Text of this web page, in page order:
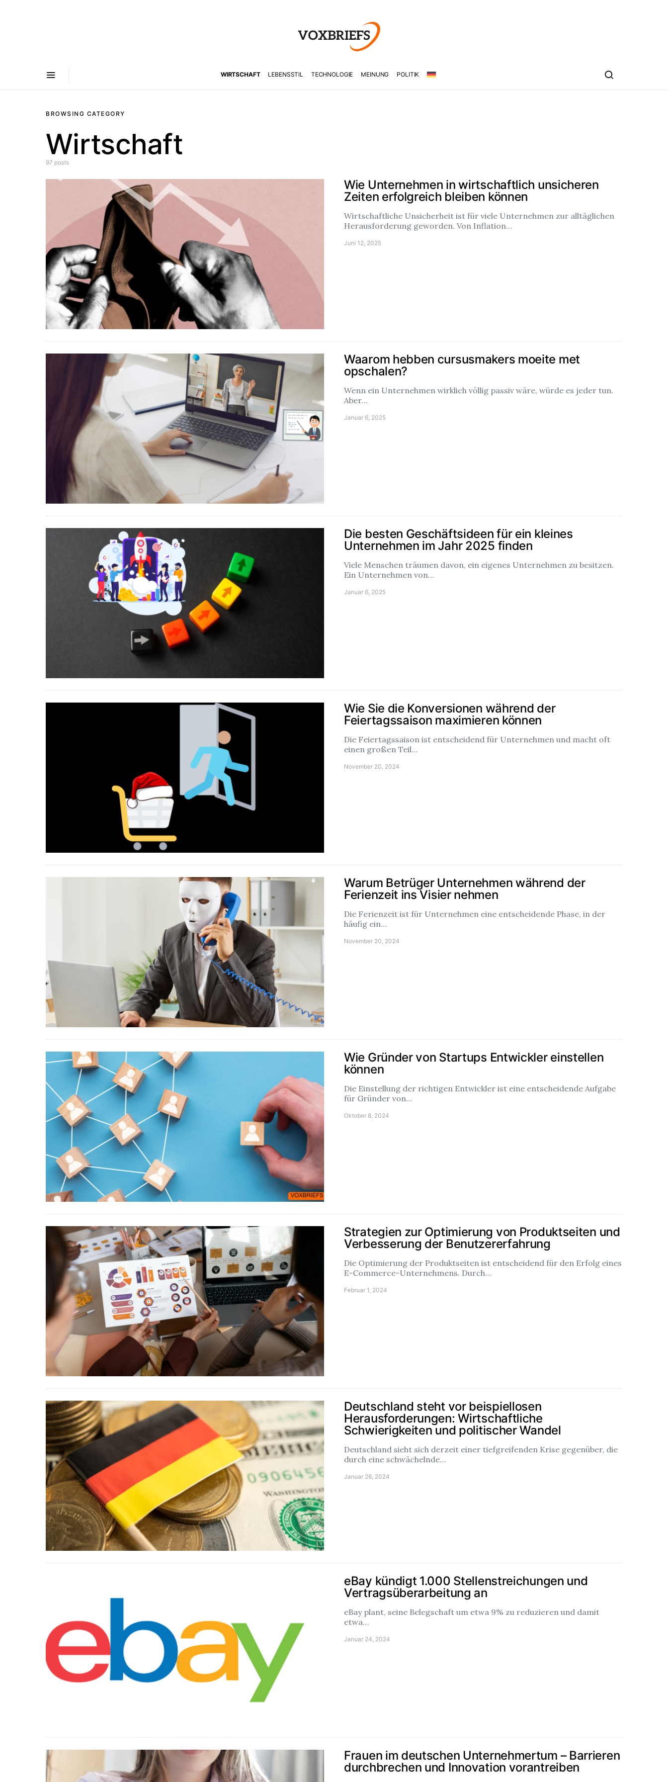
WIRTSCHAFT LEBENSSTIL TECHNOLOGIE MEINUNG POLITIK
BROWSING CATEGORY
Wirtschaft
97 posts
Wie Unternehmen in wirtschaftlich unsicheren
Zeiten erfolgreich bleiben können
Wirtschaftliche Unsicherheit ist für viele Unternehmen zur alltäglichen
Herausforderung geworden. Von Inflation…
Juni 12, 2025
Waarom hebben cursusmakers moeite met
opschalen?
Wenn ein Unternehmen wirklich völlig passiv wäre, würde es jeder tun.
Aber…
Januar 6, 2025
Die besten Geschäftsideen für ein kleines
Unternehmen im Jahr 2025 finden
Viele Menschen träumen davon, ein eigenes Unternehmen zu besitzen.
Ein Unternehmen von…
Januar 6, 2025
Wie Sie die Konversionen während der
Feiertagssaison maximieren können
Die Feiertagssaison ist entscheidend für Unternehmen und macht oft
einen großen Teil…
November 20, 2024
Warum Betrüger Unternehmen während der
Ferienzeit ins Visier nehmen
Die Ferienzeit ist für Unternehmen eine entscheidende Phase, in der
häufig ein…
November 20, 2024
Wie Gründer von Startups Entwickler einstellen
können
Die Einstellung der richtigen Entwickler ist eine entscheidende Aufgabe
für Gründer von…
Oktober 8, 2024
Strategien zur Optimierung von Produktseiten und
Verbesserung der Benutzererfahrung
Die Optimierung der Produktseiten ist entscheidend für den Erfolg eines
E-Commerce-Unternehmens. Durch…
Februar 1, 2024
Deutschland steht vor beispiellosen
Herausforderungen: Wirtschaftliche
Schwierigkeiten und politischer Wandel
Deutschland sieht sich derzeit einer tiefgreifenden Krise gegenüber, die
durch eine schwächelnde…
Januar 26, 2024
eBay kündigt 1.000 Stellenstreichungen und
Vertragsüberarbeitung an
eBay plant, seine Belegschaft um etwa 9% zu reduzieren und damit
etwa…
Januar 24, 2024
Frauen im deutschen Unternehmertum – Barrieren
durchbrechen und Innovation vorantreiben